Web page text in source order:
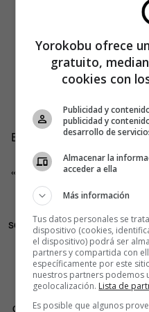
el uso
identificar y tratar esta
facilidades que nos
desmedido y
eludir la interacción
El profesor Manuel Gámez
señalar que el teléfono
«permite canalizar otro
psicológicos. Sin
adoptar diferentes
sociales, sistemas de
móvil o aplicaciones para
y/o
De modo que lo que
cuestión más profunda, en
Yorokobu ofrece
gratuito,
cookies con
Publicidad y
publicidad y
desarrollo de
Almacenar la
acceder a ella
Más información
Tus datos personales se
dispositivo (cookies,
el dispositivo) podrá ser
partners y compartida con
específicamente por este
nuestros partners podemos
geolocalización. Lista de
Es posible que algunos